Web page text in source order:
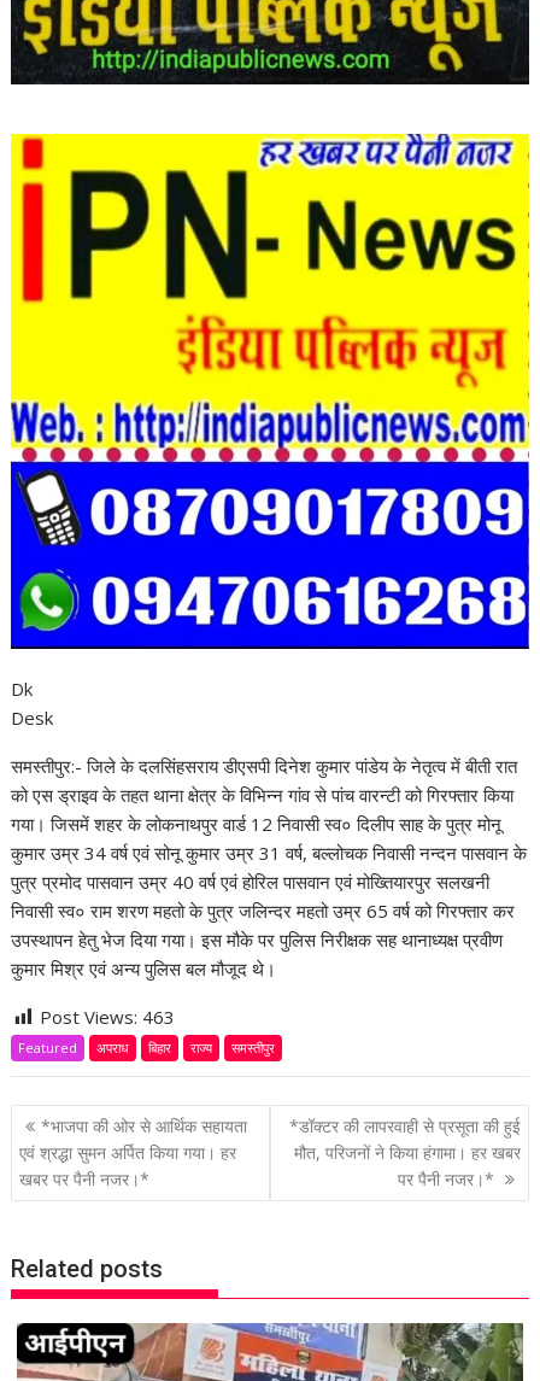
Dk
Desk
समस्तीपुर:- जिले के दलसिंहसराय डीएसपी दिनेश कुमार पांडेय के नेतृत्व में बीती रात
को एस ड्राइव के तहत थाना क्षेत्र के विभिन्न गांव से पांच वारन्टी को गिरफ्तार किया
गया। जिसमें शहर के लोकनाथपुर वार्ड 12 निवासी स्व० दिलीप साह के पुत्र मोनू
कुमार उम्र 34 वर्ष एवं सोनू कुमार उम्र 31 वर्ष, बल्लोचक निवासी नन्दन पासवान के
पुत्र प्रमोद पासवान उम्र 40 वर्ष एवं होरिल पासवान एवं मोख्तियारपुर सलखनी
निवासी स्व० राम शरण महतो के पुत्र जलिन्दर महतो उम्र 65 वर्ष को गिरफ्तार कर
उपस्थापन हेतु भेज दिया गया। इस मौके पर पुलिस निरीक्षक सह थानाध्यक्ष प्रवीण
कुमार मिश्र एवं अन्य पुलिस बल मौजूद थे।
Post Views: 463
Featured अपराध बिहार राज्य समस्तीपुर
P
o
s
n
a
*भाजपा की ओर से आर्थिक सहायता
एवं श्रद्धा सुमन अर्पित किया गया। हर
खबर पर पैनी नजर।*
*डॉक्टर की लापरवाही से प्रसूता की हुई
मौत, परिजनों ने किया हंगामा। हर खबर
पर पैनी नजर।*
Related posts